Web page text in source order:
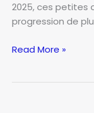
2025, ces petites
progression de
Les
Read More »